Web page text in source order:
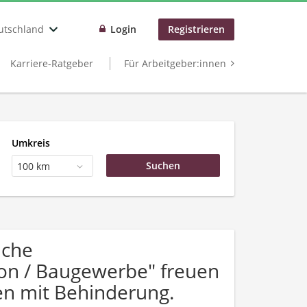
Login Registrieren
Karriere-Ratgeber Für Arbeitgeber:innen
Umkreis
100 km
/ Baugewerbe" freuen
mit Behinderung.